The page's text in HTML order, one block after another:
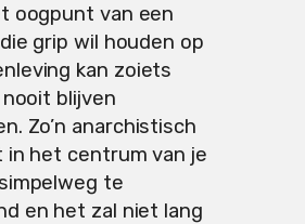
oogpunt van een
grip wil houden op
kan zoiets
blijven
Zo’n anarchistisch
in het centrum van je
te
en het zal niet lang